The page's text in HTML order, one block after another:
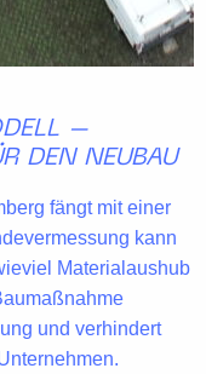
–
DEN NEUBAU
fängt mit einer
kann
Materialaushub
und verhindert